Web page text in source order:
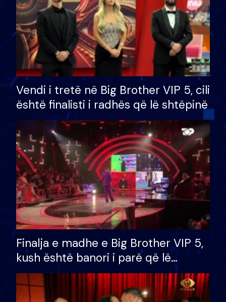
Vendi i tretë në Big Brother VIP 5, cili
është finalisti i radhës që lë shtëpinë
Finalja e madhe e Big Brother VIP 5,
kush është banori i parë që lë
shtëpinë dhe humb mundësinë për
të fituar çmimin e madh